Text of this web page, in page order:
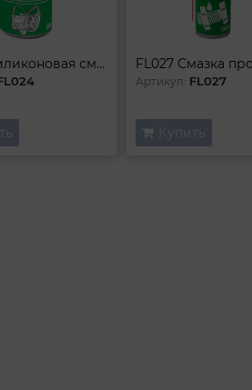
FL024 Силиконовая смазка 50 мл (ролик)
Артикул: FL027
Купить